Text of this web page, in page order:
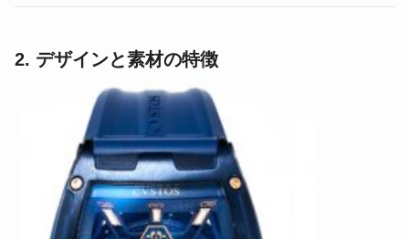
2. デザインと素材の特徴